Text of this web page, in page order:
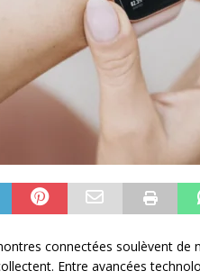
connectées soulèvent
Entre avancées